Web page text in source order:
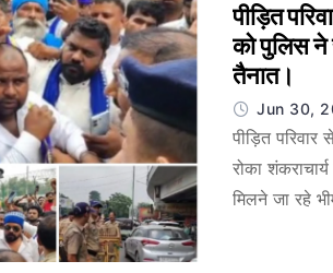
पीड़ित
को पुलिस ने
तैनात।
Jun 30,
पीड़ित
रोका
मिलने जा रहे